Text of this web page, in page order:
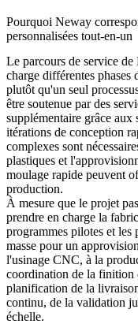
Pourquoi Neway
personnalisées tout-en-un
Le parcours de service
charge différentes phases
plutôt qu'un seul
être soutenue par des
supplémentaire grâce aux
itérations de conception
complexes sont
plastiques et
moulage rapide peuvent
production.
À mesure que le projet
prendre en charge la
programmes pilotes et les
masse pour un
l'usinage CNC, à la
coordination de la finition
planification de la
continu, de la validation
échelle.